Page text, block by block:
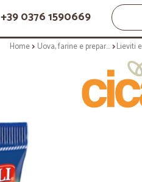
+39 0376 1590669
Home Uova, farine e preparati